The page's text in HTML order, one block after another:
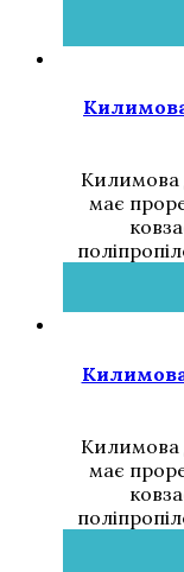
Килимова
має
Килимова
має